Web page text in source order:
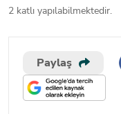
2 katlı yapılabilmektedir.
Paylaş